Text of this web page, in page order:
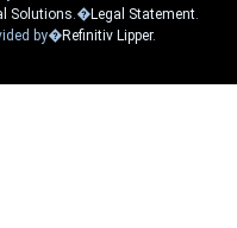
Solutions.�Legal Statement.
by�Refinitiv Lipper.